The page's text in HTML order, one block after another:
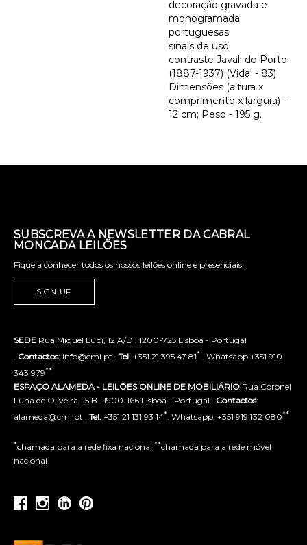
decoração gravada e
monogramada
portuguesas
sinais de uso
contraste Javali do Porto
(1887-1937) (Vidal - 83)
Dimensões (altura x
comprimento x largura) -
12 cm; Peso - 195 g.
SUBSCREVA A NEWSLETTER DA CABRAL
MONCADA LEILÕES
Fique a conhecer todos os nossos leilões online e presenciais!
SIGN-UP
SEDE Rua Miguel Lupi, 12 A/D . 1200-725 Lisboa - Portugal
Contactos: info@cml.pt . Tel. +351 21 395 47 81* . Whatsapp +351 910
343 979**
ESPAÇO ALAMEDA - LEILÕES ONLINE DE MOBILIÁRIO Rua Coronel
Luna de Oliveira, 15 B . 1900-166 Lisboa - Portugal . Contactos:
alameda@cml.pt . Tel. +351 21 131 93 14* . Whatsapp. +351 919 132 080**
*chamada para a rede fixa nacional **chamada para a rede móvel
nacional